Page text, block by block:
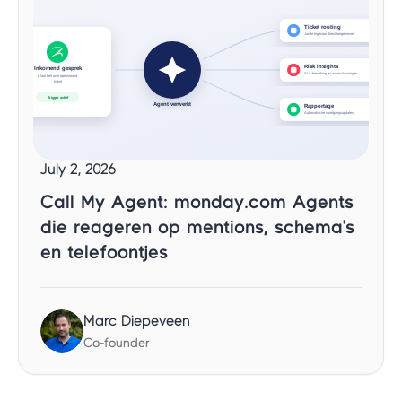
July 2, 2026
Call My Agent: monday.com Agents
die reageren op mentions, schema's
en telefoontjes
Marc Diepeveen
Co-founder